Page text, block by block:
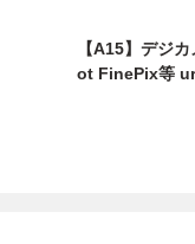
【A15】デジ
ot FinePix等